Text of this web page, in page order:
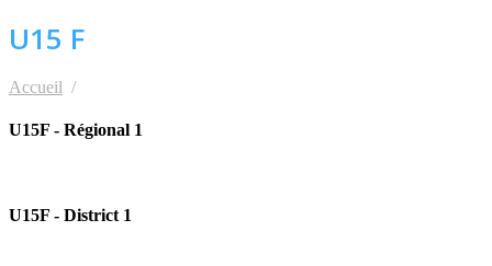
U15 F
Accueil
U15F - Régional 1
U15F - District 1